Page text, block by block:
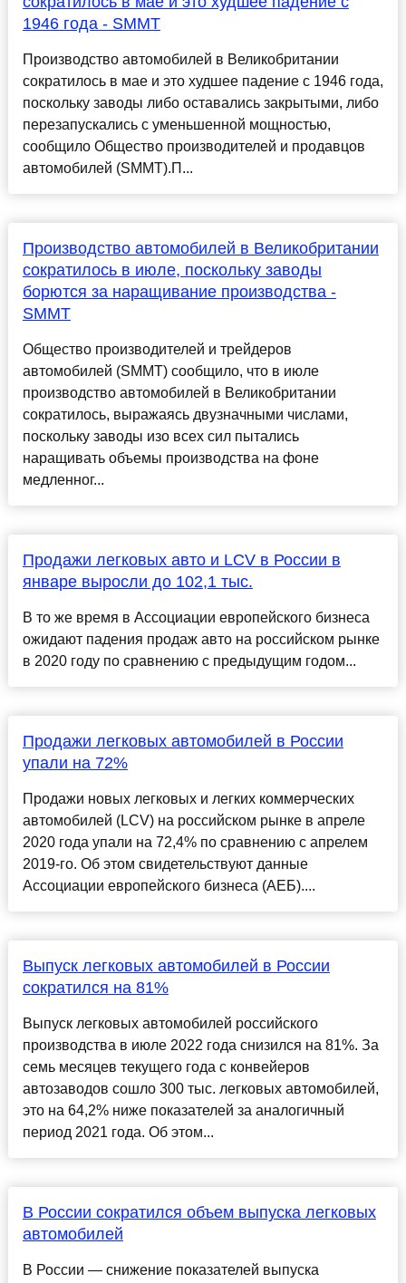
1946 года - SMMT
Производство автомобилей в Великобритании
сократилось в мае и это худшее падение с 1946 года,
поскольку заводы либо оставались закрытыми, либо
перезапускались с уменьшенной мощностью,
сообщило Общество производителей и продавцов
автомобилей (SMMT).П...
Производство автомобилей в Великобритании
сократилось в июле, поскольку заводы
борются за наращивание производства -
SMMT
Общество производителей и трейдеров
автомобилей (SMMT) сообщило, что в июле
производство автомобилей в Великобритании
сократилось, выражаясь двузначными числами,
поскольку заводы изо всех сил пытались
наращивать объемы производства на фоне
медленног...
Продажи легковых авто и LCV в России в
январе выросли до 102,1 тыс.
В то же время в Ассоциации европейского бизнеса
ожидают падения продаж авто на российском рынке
в 2020 году по сравнению с предыдущим годом...
Продажи легковых автомобилей в России
упали на 72%
Продажи новых легковых и легких коммерческих
автомобилей (LCV) на российском рынке в апреле
2020 года упали на 72,4% по сравнению с апрелем
2019-го. Об этом свидетельствуют данные
Ассоциации европейского бизнеса (АЕБ)....
Выпуск легковых автомобилей в России
сократился на 81%
Выпуск легковых автомобилей российского
производства в июле 2022 года снизился на 81%. За
семь месяцев текущего года с конвейеров
автозаводов сошло 300 тыс. легковых автомобилей,
это на 64,2% ниже показателей за аналогичный
период 2021 года. Об этом...
В России сократился объем выпуска легковых
автомобилей
В России — снижение показателей выпуска